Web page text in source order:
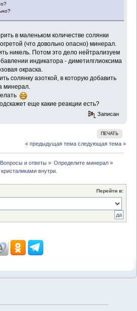
в маленьком количестве солянки
(что довольно опасно) минерал.
никель. Потом это дело нейтрализуем
индикатора - диметилглиоксима
окраска.
солянку азоткой, в которую добавить
минерал.
еще какие реакции есть?
Записан
ПЕЧАТЬ
« предыдущая тема следующая тема »
Вопросы и ответы» Определите минерал»
внутри.
Перейти в: